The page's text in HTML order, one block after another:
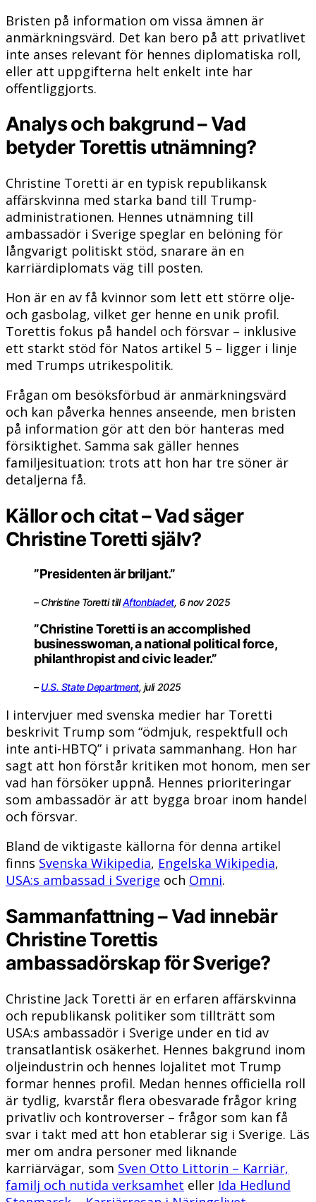
Bristen på information om vissa ämnen är
anmärkningsvärd. Det kan bero på att privatlivet
inte anses relevant för hennes diplomatiska roll,
eller att uppgifterna helt enkelt inte har
offentliggjorts.
Analys och bakgrund – Vad
betyder Torettis utnämning?
Christine Toretti är en typisk republikansk
affärskvinna med starka band till Trump-
administrationen. Hennes utnämning till
ambassadör i Sverige speglar en belöning för
långvarigt politiskt stöd, snarare än en
karriärdiplomats väg till posten.
Hon är en av få kvinnor som lett ett större olje-
och gasbolag, vilket ger henne en unik profil.
Torettis fokus på handel och försvar – inklusive
ett starkt stöd för Natos artikel 5 – ligger i linje
med Trumps utrikespolitik.
Frågan om besöksförbud är anmärkningsvärd
och kan påverka hennes anseende, men bristen
på information gör att den bör hanteras med
försiktighet. Samma sak gäller hennes
familjesituation: trots att hon har tre söner är
detaljerna få.
Källor och citat – Vad säger
Christine Toretti själv?
”Presidenten är briljant.”
– Christine Toretti tillAftonbladet, 6 nov 2025
”Christine Toretti is an accomplished
businesswoman, a national political force,
philanthropist and civic leader.”
–U.S. State Department, juli 2025
I intervjuer med svenska medier har Toretti
beskrivit Trump som “ödmjuk, respektfull och
inte anti-HBTQ” i privata sammanhang. Hon har
sagt att hon förstår kritiken mot honom, men ser
vad han försöker uppnå. Hennes prioriteringar
som ambassadör är att bygga broar inom handel
och försvar.
Bland de viktigaste källorna för denna artikel
finns Svenska Wikipedia, Engelska Wikipedia,
USA:s ambassad i Sverige och Omni.
Sammanfattning – Vad innebär
Christine Torettis
ambassadörskap för Sverige?
Christine Jack Toretti är en erfaren affärskvinna
och republikansk politiker som tillträtt som
USA:s ambassadör i Sverige under en tid av
transatlantisk osäkerhet. Hennes bakgrund inom
oljeindustrin och hennes lojalitet mot Trump
formar hennes profil. Medan hennes officiella roll
är tydlig, kvarstår flera obesvarade frågor kring
privatliv och kontroverser – frågor som kan få
svar i takt med att hon etablerar sig i Sverige. Läs
mer om andra personer med liknande
karriärvägar, som Sven Otto Littorin – Karriär,
familj och nutida verksamhet eller Ida Hedlund